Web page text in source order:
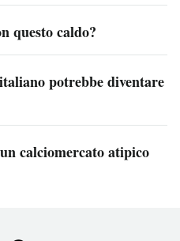
questo caldo?
potrebbe diventare
calciomercato atipico